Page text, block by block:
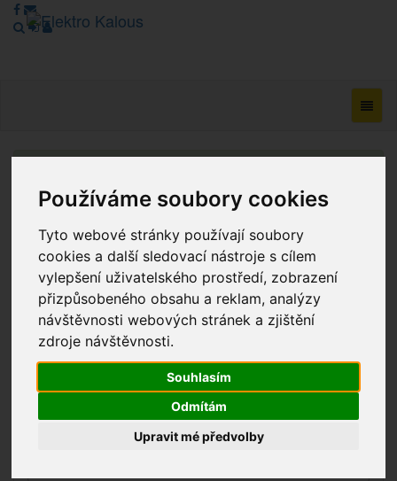
Používáme soubory cookies
Tyto webové stránky používají soubory
cookies a další sledovací nástroje s cílem
vylepšení uživatelského prostředí, zobrazení
přizpůsobeného obsahu a reklam, analýzy
návštěvnosti webových stránek a zjištění
zdroje návštěvnosti.
Souhlasím
Odmítám
Upravit mé předvolby
režimu Katalogu. Objednávky on-line nyní nelze vyřídit.
Děkujeme za pochopení.
Výprodej
Novinky
Akce
Vyhledávání